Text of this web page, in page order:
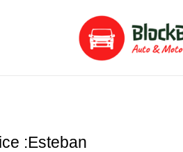
:Esteban